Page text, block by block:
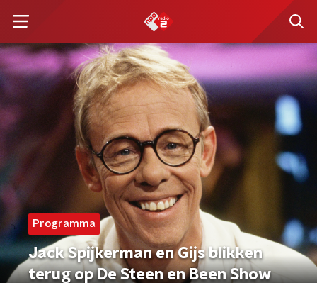
Programma
Jack Spijkerman en Gijs blikken
terug op De Steen en Been Show